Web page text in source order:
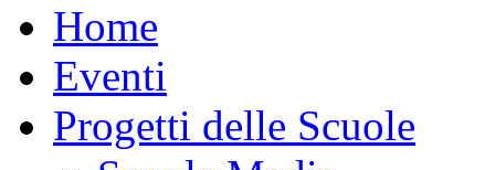
Home
Eventi
Progetti delle Scuole